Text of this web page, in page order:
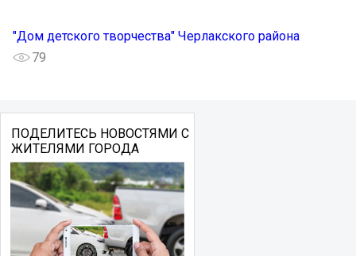
"Дом детского творчества" Черлакского района
79
ПОДЕЛИТЕСЬ НОВОСТЯМИ С
ЖИТЕЛЯМИ ГОРОДА